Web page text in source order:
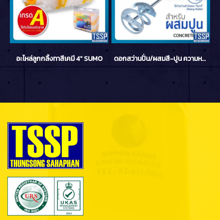
อะไหล่ลูกกลิ้งทาสีเคมี 4" SUMO ดอกสว่านปั่น/ผสมสี-ปูน ความหนืดปานกลาง 80x400x10mm